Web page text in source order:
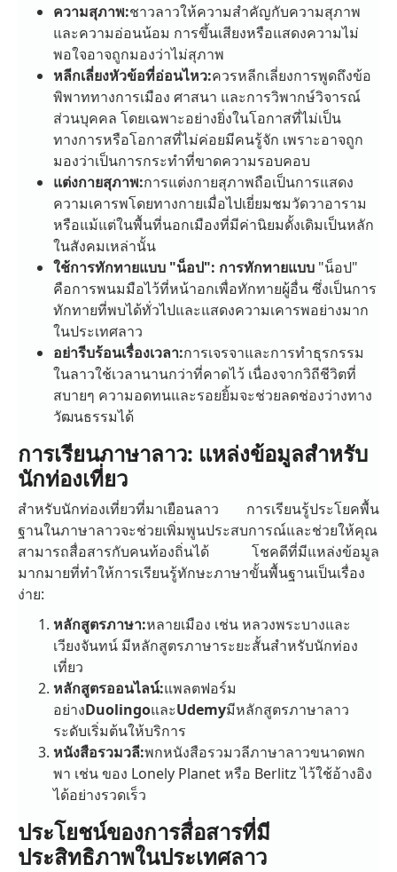
ความสุภาพ:ชาวลาวให้ความสำคัญกับความสุภาพ
และความอ่อนน้อม การขึ้นเสียงหรือแสดงความไม่
พอใจอาจถูกมองว่าไม่สุภาพ
หลีกเลี่ยงหัวข้อที่อ่อนไหว:ควรหลีกเลี่ยงการพูดถึงข้อ
พิพาททางการเมือง ศาสนา และการวิพากษ์วิจารณ์
ส่วนบุคคล โดยเฉพาะอย่างยิ่งในโอกาสที่ไม่เป็น
ทางการหรือโอกาสที่ไม่ค่อยมีคนรู้จัก เพราะอาจถูก
มองว่าเป็นการกระทำที่ขาดความรอบคอบ
แต่งกายสุภาพ:การแต่งกายสุภาพถือเป็นการแสดง
ความเคารพโดยทางกายเมื่อไปเยี่ยมชมวัดวาอาราม
หรือแม้แต่ในพื้นที่นอกเมืองที่มีค่านิยมดั้งเดิมเป็นหลัก
ในสังคมเหล่านั้น
ใช้การทักทายแบบ "น็อป": การทักทายแบบ "น็อป"
คือการพนมมือไว้ที่หน้าอกเพื่อทักทายผู้อื่น ซึ่งเป็นการ
ทักทายที่พบได้ทั่วไปและแสดงความเคารพอย่างมาก
ในประเทศลาว
อย่ารีบร้อนเรื่องเวลา:การเจรจาและการทำธุรกรรม
ในลาวใช้เวลานานกว่าที่คาดไว้ เนื่องจากวิถีชีวิตที่
สบายๆ ความอดทนและรอยยิ้มจะช่วยลดช่องว่างทาง
วัฒนธรรมได้
การเรียนภาษาลาว: แหล่งข้อมูลสำหรับ
นักท่องเที่ยว
สำหรับนักท่องเที่ยวที่มาเยือนลาว การเรียนรู้ประโยคพื้น
ฐานในภาษาลาวจะช่วยเพิ่มพูนประสบการณ์และช่วยให้คุณ
สามารถสื่อสารกับคนท้องถิ่นได้ โชคดีที่มีแหล่งข้อมูล
มากมายที่ทำให้การเรียนรู้ทักษะภาษาขั้นพื้นฐานเป็นเรื่อง
ง่าย:
หลักสูตรภาษา:หลายเมือง เช่น หลวงพระบางและ
เวียงจันทน์ มีหลักสูตรภาษาระยะสั้นสำหรับนักท่อง
เที่ยว
หลักสูตรออนไลน์:แพลตฟอร์ม
อย่างDuolingoและUdemyมีหลักสูตรภาษาลาว
ระดับเริ่มต้นให้บริการ
หนังสือรวมวลี:พกหนังสือรวมวลีภาษาลาวขนาดพก
พา เช่น ของ Lonely Planet หรือ Berlitz ไว้ใช้อ้างอิง
ได้อย่างรวดเร็ว
ประโยชน์ของการสื่อสารที่มี
ประสิทธิภาพในประเทศลาว